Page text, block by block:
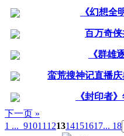
《幻想全
百万奇
《群雄
蛮荒搜神记直播
《封印者
下一页 »
1 ... 91011 121314151617... 18